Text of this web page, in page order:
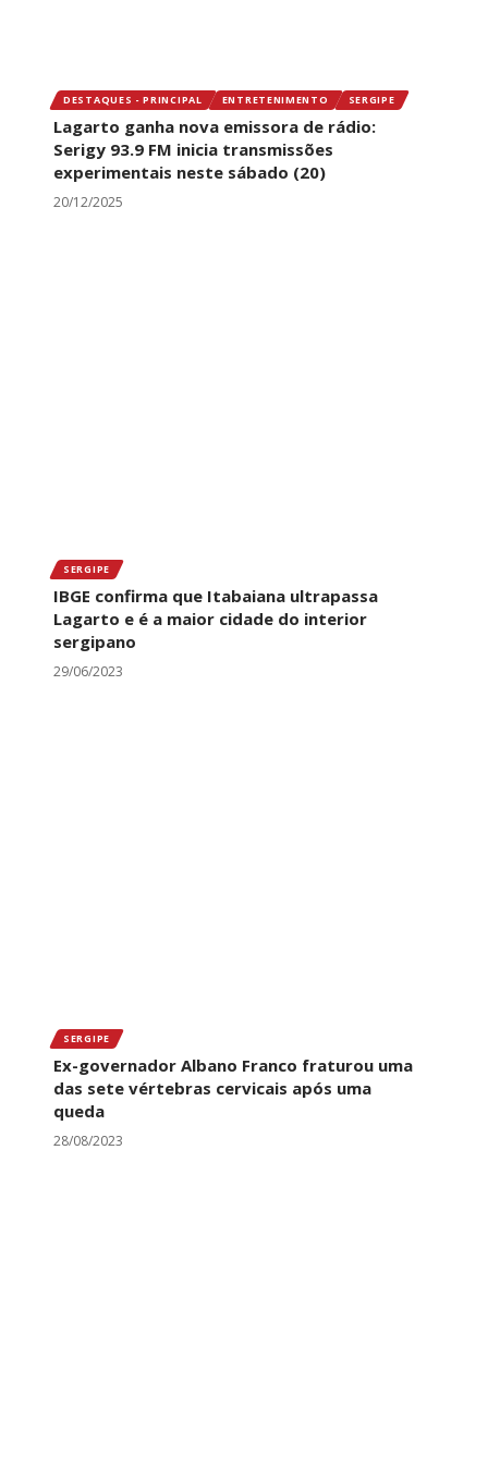
DESTAQUES - PRINCIPAL ENTRETENIMENTO SERGIPE
Lagarto ganha nova emissora de rádio:
Serigy 93.9 FM inicia transmissões
experimentais neste sábado (20)
20/12/2025
SERGIPE
IBGE confirma que Itabaiana ultrapassa
Lagarto e é a maior cidade do interior
sergipano
29/06/2023
SERGIPE
Ex-governador Albano Franco fraturou uma
das sete vértebras cervicais após uma
queda
28/08/2023